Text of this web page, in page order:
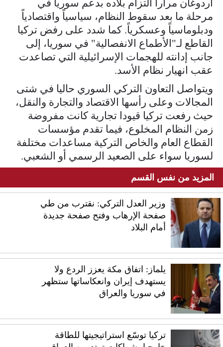
أردوغان مراراً التزام بلاده بدعم سوريا في
مرحلة ما بعد سقوط النظام، سياسياً واقتصادياً
ودبلوماسياً وعسكرياً. كما شدد على رفض تركيا
القاطع لـ"الأطماع الانفصالية" في سوريا، إلى
جانب إدانته للهجمات الإسرائيلية التي تصاعدت
عقب انهيار نظام الأسد.
ويتواصل التعاون التركي السوري حاليا في شتى
المجالات وعلى رأسها الاقتصاد والتجارة والنقل،
حيث رفعت تركيا قيودا تجارية كانت مفروضة
زمن النظام المخلوع، فيما تقدم مؤسسات
القطاع العام والخاص التركية مساعدات مختلفة
لسوريا سواء على الصعيد الرسمي أو الشعبي.
المزيد من نفس القسم
وزير العدل التركي: نقترب من طي
صفحة الإرهاب وفتح صفحة جديدة
أمام البلاد
يلماز: اتفاق مكة يعزز الردع ولا
يستهدف إيران وانعكاساتها ستظهر
في سوريا والعراق
تركيا توسّع استراتيجيتها للطاقة